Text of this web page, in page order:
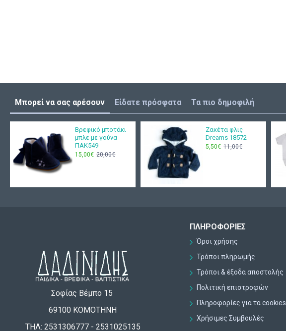
Μπορεί να σας αρέσουν Είδατε πρόσφατα Τα πιο δημοφιλή
Βρεφικό μποτάκι
μπλε με γούνα
ΠΑΚ549
15,00€ 20,00€
Ζακέτα φλις
Dreams 18572
5,50€ 11,00€
Σοφίας Βέμπο 15
69100 ΚΟΜΟΤΗΝΗ
ΤΗΛ: 2531306777 - 2531025135
ΠΛΗΡΟΦΟΡΊΕΣ
Όροι χρήσης
Τρόποι πληρωμής
Τρόποι & έξοδα αποστολής
Πολιτική επιστροφών
Πληροφορίες για τα cookies
Χρήσιμες Συμβουλές